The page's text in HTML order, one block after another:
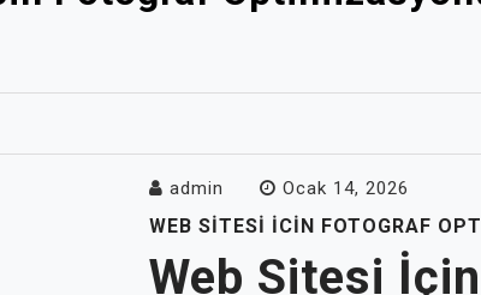
admin Ocak 14, 2026
WEB SITESI İCIN FOTOGRAF
Web Sitesi